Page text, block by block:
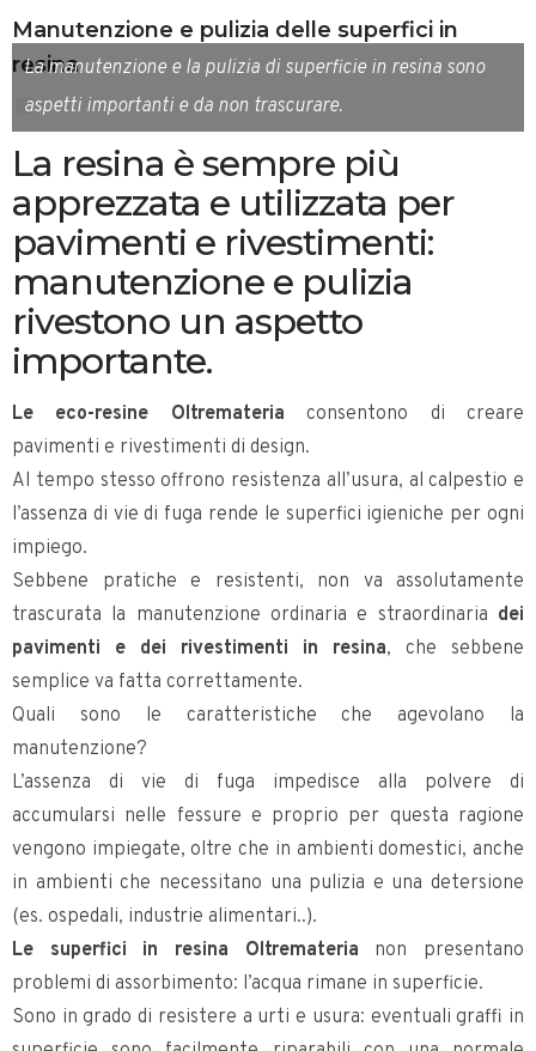
Manutenzione e pulizia delle superfici in
resina
La manutenzione e la pulizia di superficie in resina sono
aspetti importanti e da non trascurare.
La resina è sempre più
apprezzata e utilizzata per
pavimenti e rivestimenti:
manutenzione e pulizia
rivestono un aspetto
importante.
Le eco-resine Oltremateria consentono di creare
pavimenti e rivestimenti di design.
Al tempo stesso offrono resistenza all’usura, al calpestio e
l’assenza di vie di fuga rende le superfici igieniche per ogni
impiego.
Sebbene pratiche e resistenti, non va assolutamente
trascurata la manutenzione ordinaria e straordinaria dei
pavimenti e dei rivestimenti in resina, che sebbene
semplice va fatta correttamente.
Quali sono le caratteristiche che agevolano la
manutenzione?
L’assenza di vie di fuga impedisce alla polvere di
accumularsi nelle fessure e proprio per questa ragione
vengono impiegate, oltre che in ambienti domestici, anche
in ambienti che necessitano una pulizia e una detersione
(es. ospedali, industrie alimentari..).
Le superfici in resina Oltremateria non presentano
problemi di assorbimento: l’acqua rimane in superficie.
Sono in grado di resistere a urti e usura: eventuali graffi in